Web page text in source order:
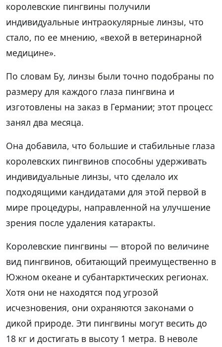
королевские пингвины получили
индивидуальные интраокулярные линзы, что
стало, по ее мнению, «вехой в ветеринарной
медицине».
По словам Бу, линзы были точно подобраны по
размеру для каждого глаза пингвина и
изготовлены на заказ в Германии; этот процесс
занял два месяца.
Она добавила, что большие и стабильные глаза
королевских пингвинов способны удерживать
индивидуальные линзы, что сделало их
подходящими кандидатами для этой первой в
мире процедуры, направленной на улучшение
зрения после удаления катаракты.
Королевские пингвины — второй по величине
вид пингвинов, обитающий преимущественно в
Южном океане и субантарктических регионах.
Хотя они не находятся под угрозой
исчезновения, они охраняются законами о
дикой природе. Эти пингвины могут весить до
18 кг и достигать в высоту 1 метра. В неволе